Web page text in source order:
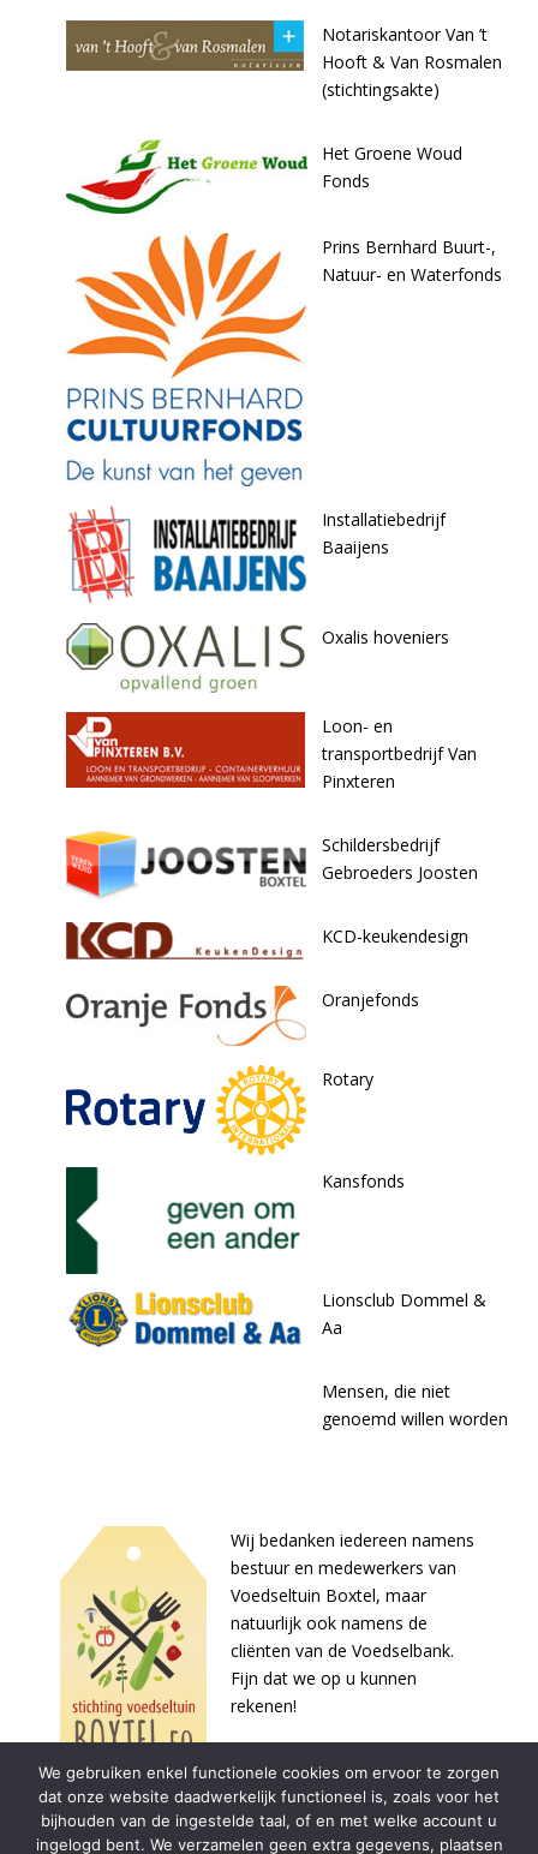
Notariskantoor Van ’t
Hooft & Van Rosmalen
(stichtingsakte)
Het Groene Woud
Fonds
Prins Bernhard Buurt-,
Natuur- en Waterfonds
Installatiebedrijf
Baaijens
Oxalis hoveniers
Loon- en
transportbedrijf Van
Pinxteren
Schildersbedrijf
Gebroeders Joosten
KCD-keukendesign
Oranjefonds
Rotary
Kansfonds
Lionsclub Dommel &
Aa
Mensen, die niet
genoemd willen worden
Wij bedanken iedereen namens
bestuur en medewerkers van
Voedseltuin Boxtel, maar
natuurlijk ook namens de
cliënten van de Voedselbank.
Fijn dat we op u kunnen
rekenen!
We gebruiken enkel functionele cookies om ervoor te zorgen
dat onze website daadwerkelijk functioneel is, zoals voor het
bijhouden van de ingestelde taal, of en met welke account u
ingelogd bent. We verzamelen geen extra gegevens, plaatsen